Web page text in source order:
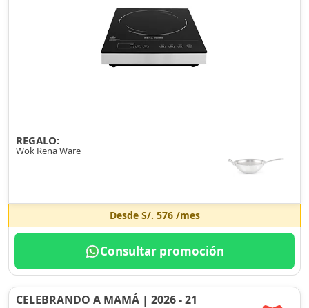
REGALO:
Wok Rena Ware
Desde S/. 576/mes
Consultar promoción
CELEBRANDO A MAMÁ | 2026 - 21